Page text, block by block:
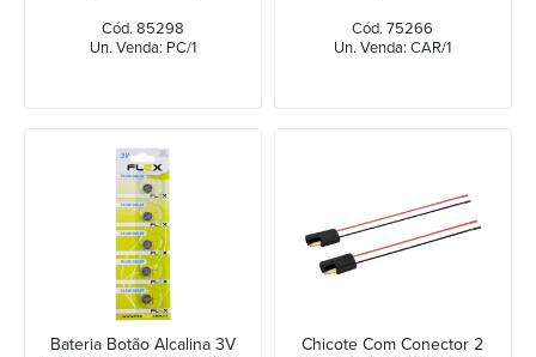
Cód. 85298
Un. Venda: PC/1
Cód. 75266
Un. Venda: CAR/1
Bateria Botão Alcalina 3V
Chicote Com Conector 2